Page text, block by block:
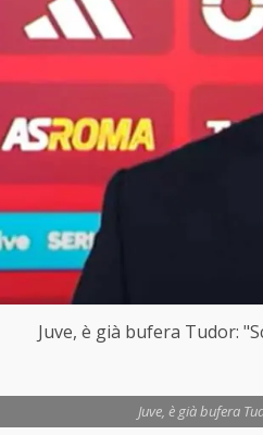
Juve, è già bufera Tudor:
Juve, è già bufera